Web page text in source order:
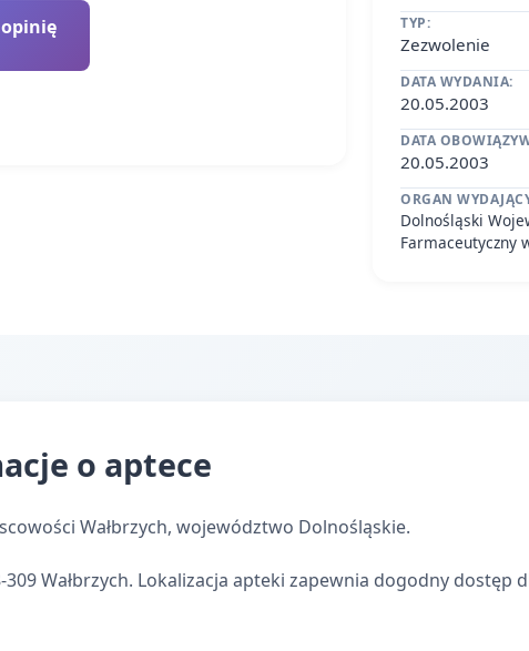
TYP:
Zezwolenie
DATA WYDANIA:
20.05.2003
DATA
20.05.2003
ORGAN
Dolnośląski
Farmaceutyczny
o aptece
Wałbrzych, województwo Dolnośląskie.
Wałbrzych. Lokalizacja apteki zapewnia dogodny dostęp